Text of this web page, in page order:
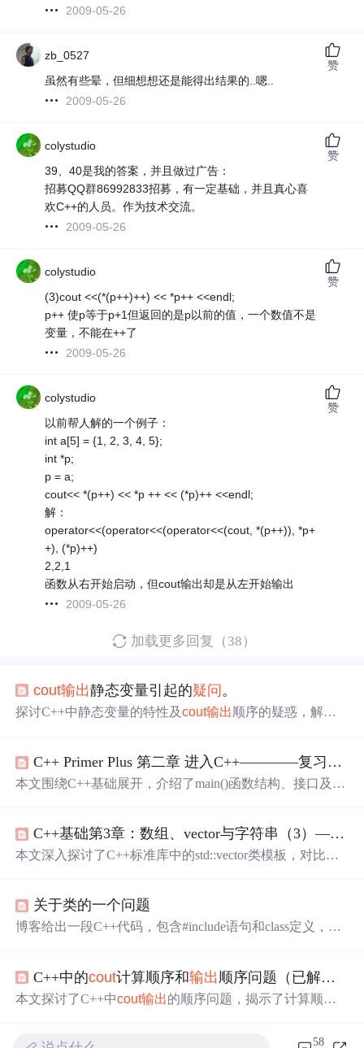
2009-05-26
zb_0527
虽然有些晕，但细想想还是能得出结果的..嗯..
2009-05-26
赞
colystudio
39、40是我的答案，并且做过广告：
招募QQ群86992833招募，有一定基础，并且真心喜
欢C++的人员。作为技术交流。
2009-05-26
赞
colystudio
(3)cout <<(*(p++)++) << *p++ <<endl;
p++ 使p等于p+1但返回的是p以前的值，一个数值不是
变量，不能在++了
2009-05-26
赞
colystudio
以前帮人解的一个例子：
int a[5] = {1, 2, 3, 4, 5};
int *p;
p = a;
cout<< *(p++) << *p ++ << (*p)++ <<endl;
解：
operator<<(operator<<(operator<<(cout, *(p++)), *p+
+), (*p)++)
2,2,1
函数从右开始启动，但cout输出却是从左开始输出
2009-05-26
赞
加载更多回复（38）
cout输出静态变量引起的疑问。
探讨C++中静态变量的特性及cout输出顺序的疑惑，解析
C++ Primer Plus 第二章 进入C++————复习总结
本文围绕C++基础展开，介绍了main()函数结构、接口及返
格式化规则，以及函数变体、用户定义函数等内容，并对
相关疑问进行了解答。
C++基础第3章：数组、vector与字符串（3）——vector、string
本文深入探讨了C++标准库中的std::vector类模板，对比了
了std::string的使用，并对一个关于std::
疑问进行了说明。
关于类的一个问题
博客给出一段C++代码，包含#include语句和class定义，创
题。C++中的cout计算顺序和输出顺序问题（已解决）
本文探讨了C++中cout输出的顺序问题，揭示了计算顺序
58